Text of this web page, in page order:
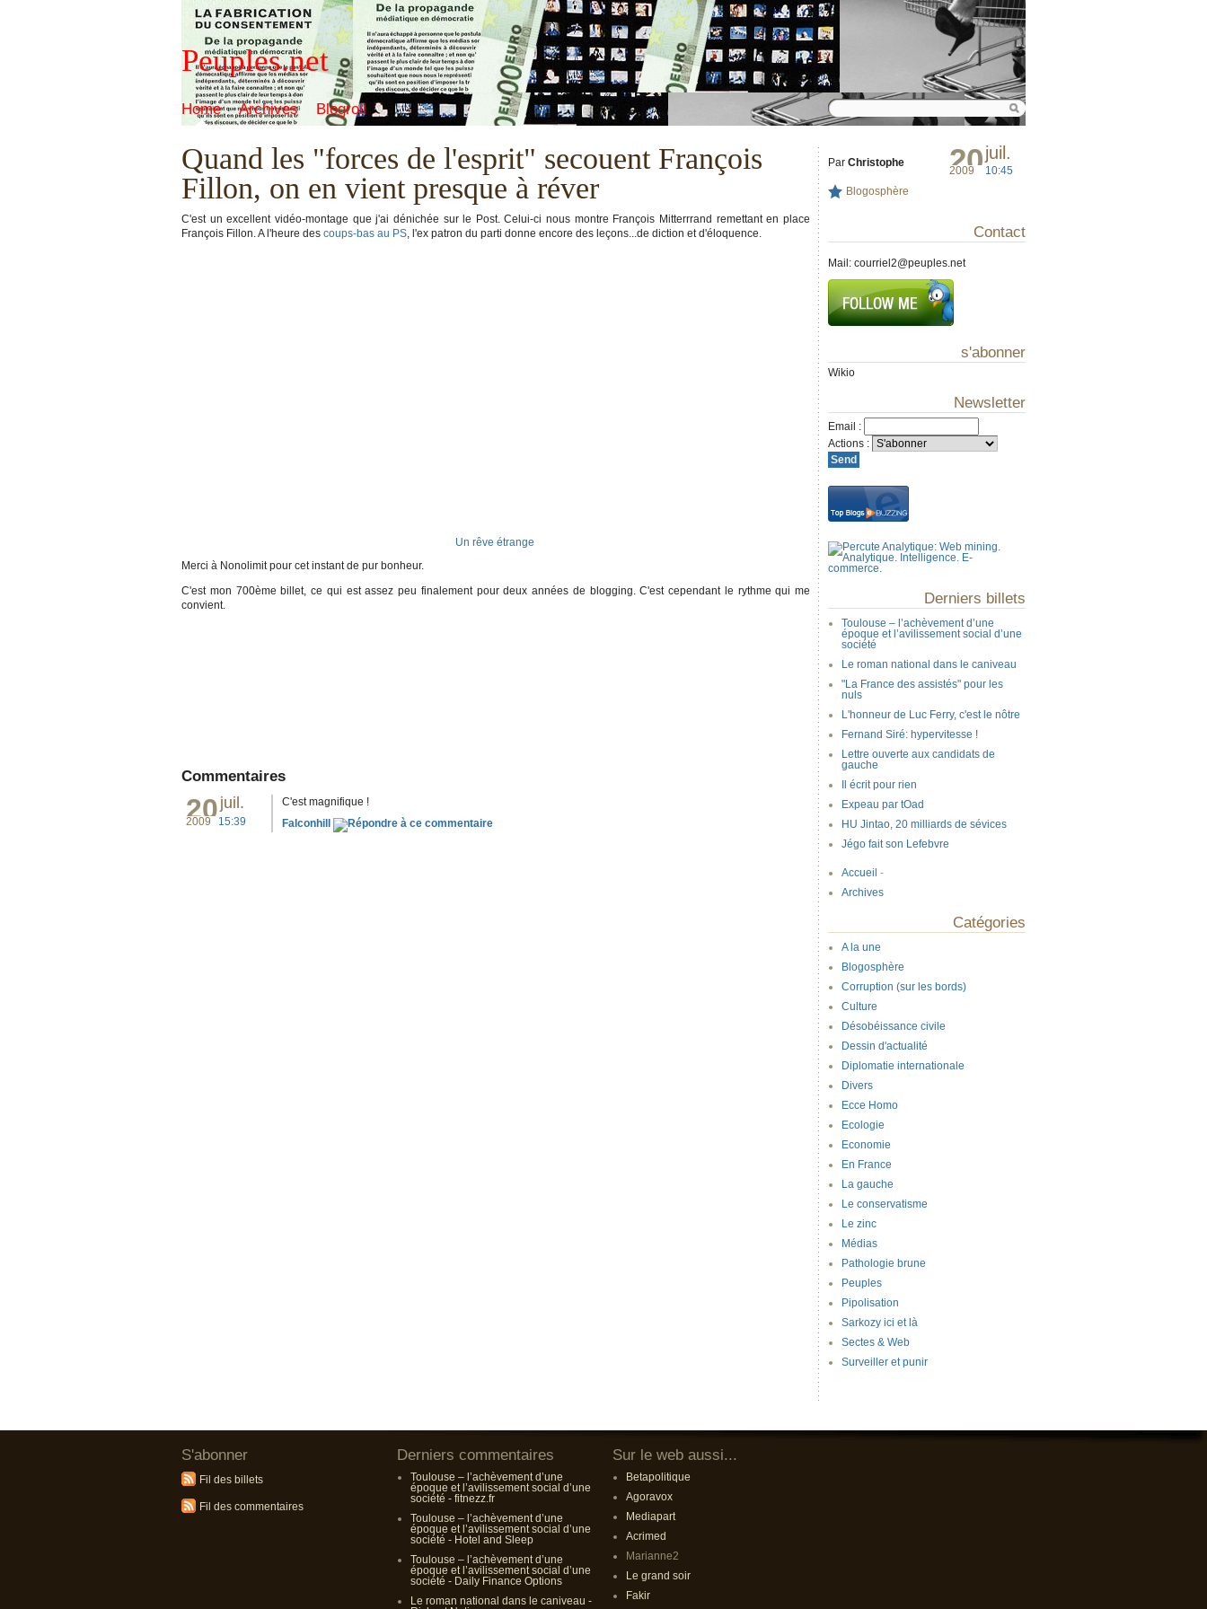
Peuples.net
Home Archives Blogroll
Quand les "forces de l'esprit" secouent François
Fillon, on en vient presque à réver
20juil.
2009 10:45
Par Christophe
Blogosphère
C'est un excellent vidéo-montage que j'ai dénichée sur le Post. Celui-ci nous montre François Mitterrrand remettant en place
François Fillon. A l'heure des coups-bas au PS, l'ex patron du parti donne encore des leçons...de diction et d'éloquence.
Un rêve étrange
Merci à Nonolimit pour cet instant de pur bonheur.
C'est mon 700ème billet, ce qui est assez peu finalement pour deux années de blogging. C'est cependant le rythme qui me
convient.
Commentaires
20 juil.
2009 15:39
C'est magnifique !
Falconhill
Contact
Mail: courriel2@peuples.net
s'abonner
Wikio
Newsletter
Email :
Actions :
Derniers billets
Toulouse – l’achèvement d’une
époque et l’avilissement social d’une
société
Le roman national dans le caniveau
"La France des assistés" pour les
nuls
L'honneur de Luc Ferry, c'est le nôtre
Fernand Siré: hypervitesse !
Lettre ouverte aux candidats de
gauche
Il écrit pour rien
Expeau par tOad
HU Jintao, 20 milliards de sévices
Jégo fait son Lefebvre
Accueil -
Archives
Catégories
A la une
Blogosphère
Corruption (sur les bords)
Culture
Désobéissance civile
Dessin d'actualité
Diplomatie internationale
Divers
Ecce Homo
Ecologie
Economie
En France
La gauche
Le conservatisme
Le zinc
Médias
Pathologie brune
Peuples
Pipolisation
Sarkozy ici et là
Sectes & Web
Surveiller et punir
S'abonner
Fil des billets
Fil des commentaires
Derniers commentaires
Toulouse – l’achèvement d’une
époque et l’avilissement social d’une
société - fitnezz.fr
Toulouse – l’achèvement d’une
époque et l’avilissement social d’une
société - Hotel and Sleep
Toulouse – l’achèvement d’une
époque et l’avilissement social d’une
société - Daily Finance Options
Le roman national dans le caniveau -
Sur le web aussi...
Betapolitique
Agoravox
Mediapart
Acrimed
Marianne2
Le grand soir
Fakir